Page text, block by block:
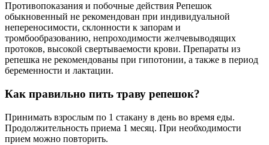
Противопоказания и побочные действия Репешок
обыкновенный не рекомендован при индивидуальной
непереносимости, склонности к запорам и
тромбообразованию, непроходимости желчевыводящих
протоков, высокой свертываемости крови. Препараты из
репешка не рекомендованы при гипотонии, а также в период
беременности и лактации.
Как правильно пить траву репешок?
Принимать взрослым по 1 стакану в день во время еды.
Продолжительность приема 1 месяц. При необходимости
прием можно повторить.